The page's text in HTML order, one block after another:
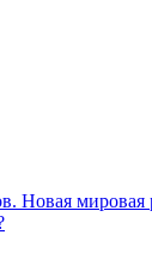
Новая мировая